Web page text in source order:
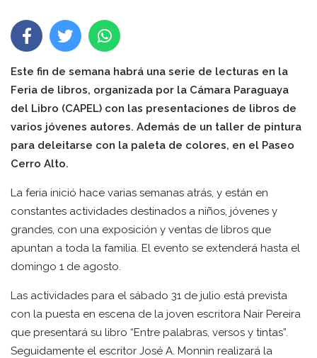
Este fin de semana habrá una serie de lecturas en la
Feria de libros, organizada por la Cámara Paraguaya
del Libro (CAPEL) con las presentaciones de libros de
varios jóvenes autores. Además de un taller de pintura
para deleitarse con la paleta de colores, en el Paseo
Cerro Alto.
La feria inició hace varias semanas atrás, y están en
constantes actividades destinados a niños, jóvenes y
grandes, con una exposición y ventas de libros que
apuntan a toda la familia. El evento se extenderá hasta el
domingo 1 de agosto.
Las actividades para el sábado 31 de julio está prevista
con la puesta en escena de la joven escritora Nair Pereira
que presentará su libro “Entre palabras, versos y tintas”.
Seguidamente el escritor José A. Monnin realizará la